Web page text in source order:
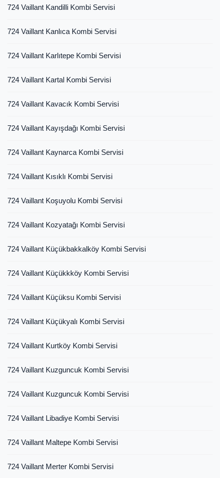
724 Vaillant Kandilli Kombi Servisi
724 Vaillant Kanlıca Kombi Servisi
724 Vaillant Karlıtepe Kombi Servisi
724 Vaillant Kartal Kombi Servisi
724 Vaillant Kavacık Kombi Servisi
724 Vaillant Kayışdağı Kombi Servisi
724 Vaillant Kaynarca Kombi Servisi
724 Vaillant Kısıklı Kombi Servisi
724 Vaillant Koşuyolu Kombi Servisi
724 Vaillant Kozyatağı Kombi Servisi
724 Vaillant Küçükbakkalköy Kombi Servisi
724 Vaillant Küçükkköy Kombi Servisi
724 Vaillant Küçüksu Kombi Servisi
724 Vaillant Küçükyalı Kombi Servisi
724 Vaillant Kurtköy Kombi Servisi
724 Vaillant Kuzguncuk Kombi Servisi
724 Vaillant Kuzguncuk Kombi Servisi
724 Vaillant Libadiye Kombi Servisi
724 Vaillant Maltepe Kombi Servisi
724 Vaillant Merter Kombi Servisi